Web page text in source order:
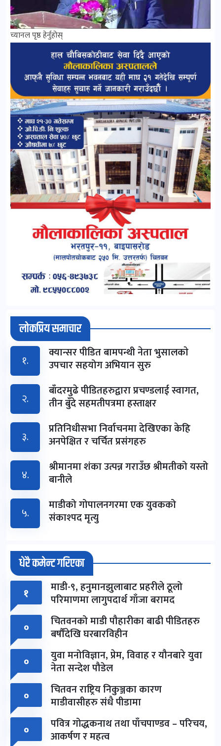
च्यानल पृष्ठ हेर्नुहोस्
लोकप्रिय समाचार
१. क्यान्सर पीडित बामपन्थी नेता भुसालकाे
उपचार सहयोग अभियान सुरु
२.
बाँदरमुढे पीडितहरुद्वारा प्रचण्डलाई स्वागत,
तीन बुँदे सहमतीपत्रमा हस्ताक्षर
३.
प्रतिनिधीसभा निर्वाचनमा देखिएका केहि
अनपेक्षित र चर्चित प्रसंगहरु
४.
श्रीमानमा शंका उत्पन्न गराउँछ श्रीमतीको यस्तो
बानीले
५.
माडीको गोपालनगरमा एक युवकको
संकाश्पद मृत्यु
धेरै कमेन्ट गरिएका
१ माडी-९, हनुमानझुलाबाट प्रहरीले ठूलो
परिमाणमा लागुपदार्थ गाँजा बरामद
०
चितवनको माडी पौहारीका बाढी पीडितहरु
बर्षौंदेखि घरबारविहीन
०
युवा मनोविज्ञान, प्रेम, विवाह र यौनबारे युवा
नेता सन्देश पौडेल
०
चितवन राष्ट्रिय निकुञ्जका कारण
माडीवासीहरु संधै पीडामा
०
पवित्र गोद्धकनाथ तथा पाँचपाण्डव – परिचय,
आकर्षण र महत्व